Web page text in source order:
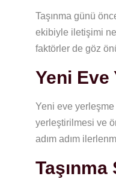
Taşınma günü
ekibiyle iletişimi
faktörler de göz
Yeni Eve
Yeni eve yerleşme
yerleştirilmesi ve
adım adım
Taşınma